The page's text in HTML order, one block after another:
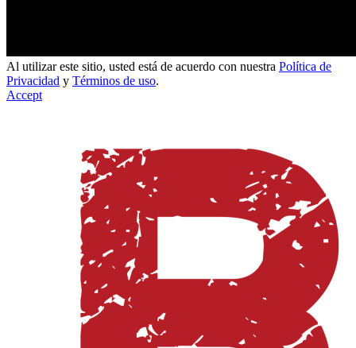
Al utilizar este sitio, usted está de acuerdo con nuestra Política de
Privacidad y Términos de uso.
Accept